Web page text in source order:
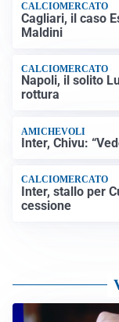
CALCIOMERCATO
Cagliari, il caso
Maldini
CALCIOMERCATO
Napoli, il solito
rottura
AMICHEVOLI
Inter, Chivu:
CALCIOMERCATO
Inter, stallo per
cessione